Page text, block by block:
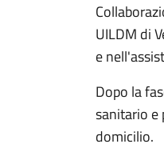
UILDM di
e
Dopo la
sanitario e
domicilio.